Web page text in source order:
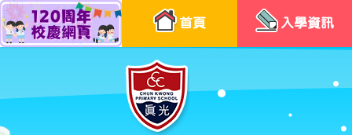
首頁 入學資訊